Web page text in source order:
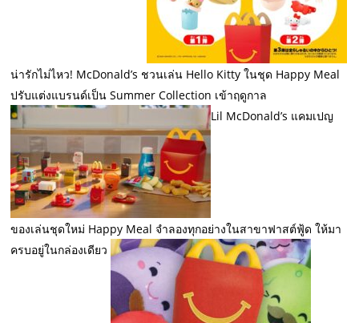
น่ารักไม่ไหว! McDonald’s ชวนเล่น Hello Kitty ในชุด Happy Meal
ปรับแต่งแบรนด์เป็น Summer Collection เข้าฤดูกาล
Lil McDonald’s แคมเปญ
ของเล่นชุดใหม่ Happy Meal จำลองทุกอย่างในสาขาฟาสต์ฟู้ด ให้มา
ครบอยู่ในกล่องเดียว